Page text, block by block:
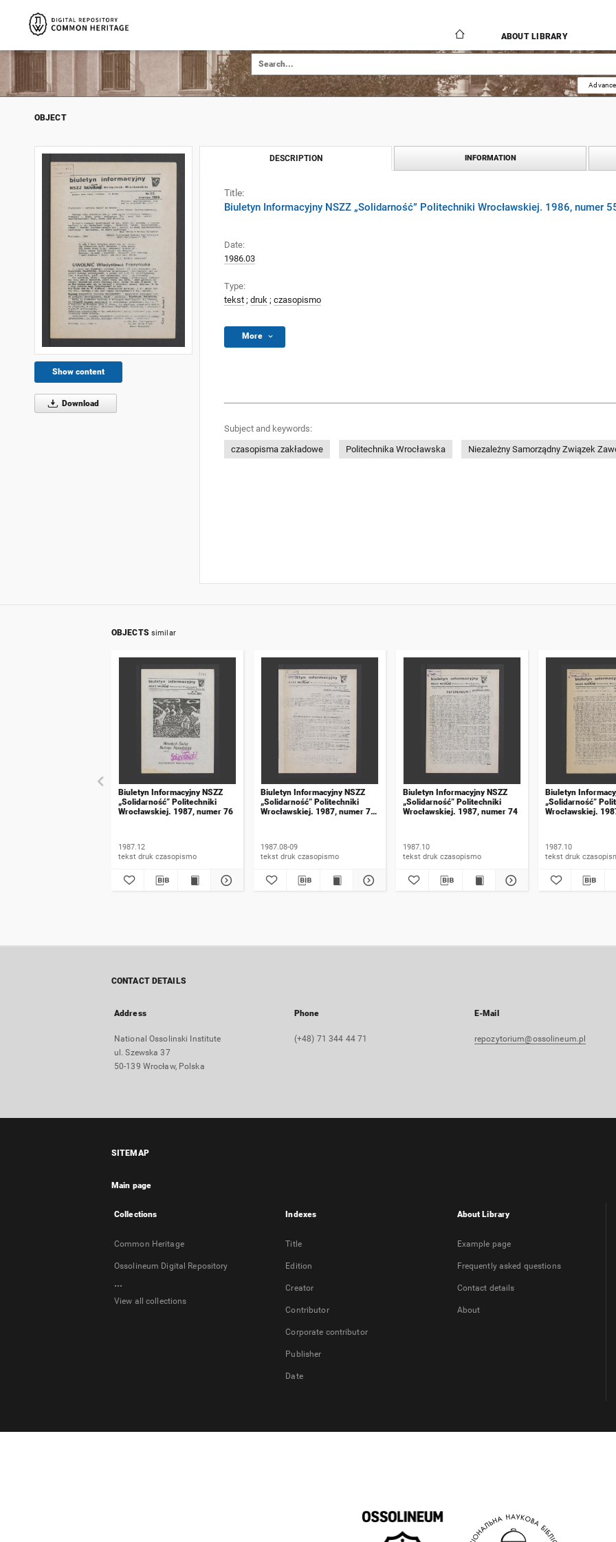
ABOUT LIBRARY
OBJECT
Show content
Download
DESCRIPTION INFORMATION
Title:
Biuletyn Informacyjny NSZZ „Solidarność” Politechniki Wrocławskiej. 1986, numer
Date:
1986.03
Type:
tekst ; druk ; czasopismo
More
Subject and keywords:
czasopisma zakładowe
Politechnika Wrocławska Niezależny Samorządny Związek
OBJECTS similar
Biuletyn Informacyjny NSZZ
„Solidarność” Politechniki
Wrocławskiej. 1987, numer 76
1987.12
tekst druk czasopismo
Biuletyn Informacyjny NSZZ
„Solidarność” Politechniki
Wrocławskiej. 1987, numer 72-
1987.08-09
tekst druk czasopismo
Biuletyn Informacyjny NSZZ
„Solidarność” Politechniki
Wrocławskiej. 1987, numer 74
1987.10
tekst druk czasopismo
Biuletyn
„Solidarność”
Wrocławskiej.
1987.10
tekst druk
CONTACT DETAILS
Address
National Ossolinski Institute
ul. Szewska 37
50-139 Wrocław, Polska
Phone
(+48) 71 344 44 71
E-Mail
repozytorium@ossolineum.pl
SITEMAP
Main page
Collections
Common Heritage
Ossolineum Digital Repository
...
View all collections
Indexes
Title
Edition
Creator
Contributor
Corporate contributor
Publisher
Date
About Library
Example page
Frequently asked questions
Contact details
About